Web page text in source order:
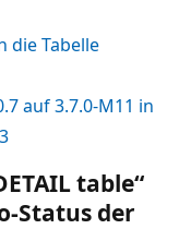
die Tabelle
auf 3.7.0-M11 in
table“
Status der